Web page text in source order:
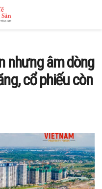
nhưng âm dòng
cổ phiếu còn